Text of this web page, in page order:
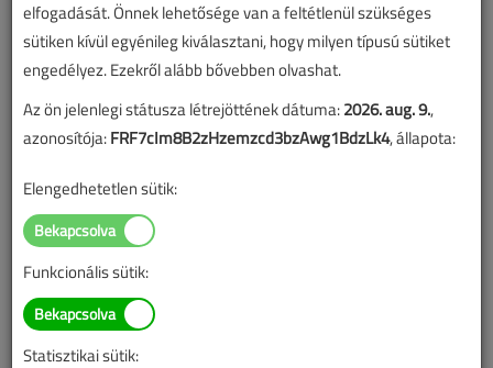
Lapszám:
elfogadását. Önnek lehetősége van a feltétlenül szükséges
sütiken kívül egyénileg kiválasztani, hogy milyen típusú sütiket
engedélyez. Ezekről alább bővebben olvashat.
Az ön jelenlegi státusza létrejöttének dátuma:2026. aug. 9.,
azonosítója:FRF7cIm8B2zHzemzcd3bzAwg1BdzLk4, állapota:
Elengedhetetlen sütik:
Funkcionális sütik:
Statisztikai sütik: